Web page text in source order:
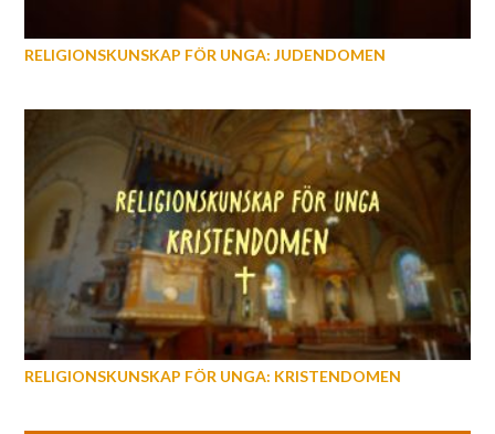
RELIGIONSKUNSKAP FÖR UNGA: JUDENDOMEN
RELIGIONSKUNSKAP FÖR UNGA: KRISTENDOMEN